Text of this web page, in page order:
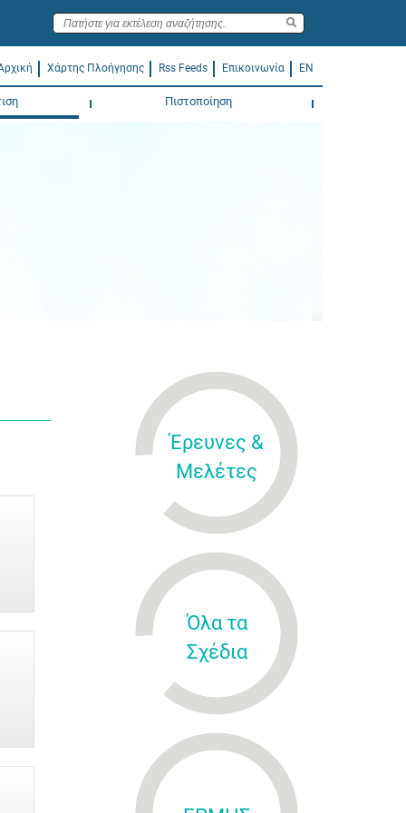
Χάρτης Πλοήγησης Rss Feeds Επικοινωνία EN
Πιστοποίηση
Έρευνες &
Μελέτες
Όλα τα
Σχέδια